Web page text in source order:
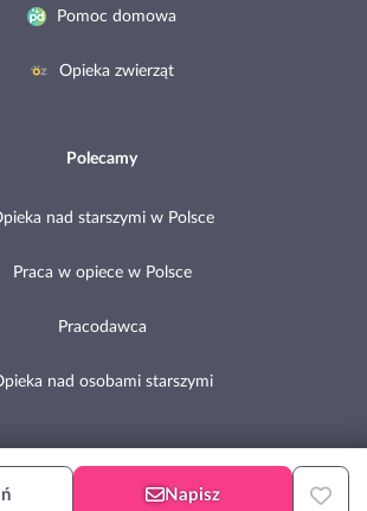
Napisz
Pomoc domowa
Opieka zwierząt
Polecamy
nad starszymi w Polsce
Praca w opiece w Polsce
Pracodawca
nad osobami starszymi
© 2002-2026 Pomocni.pl